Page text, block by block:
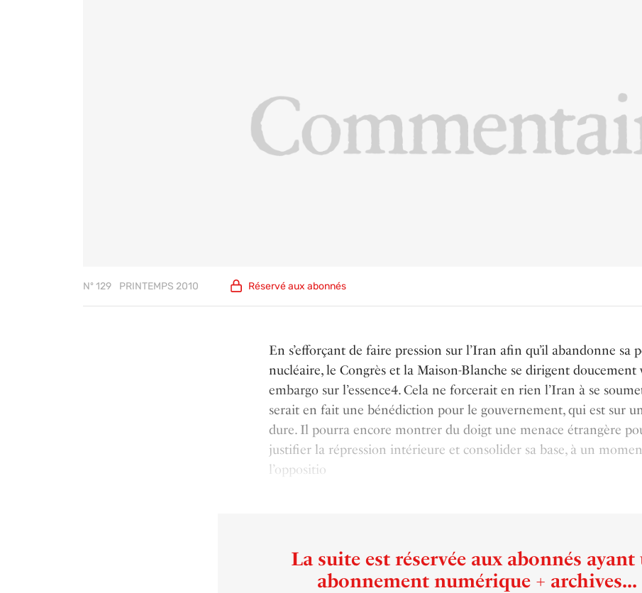
Nº 129 PRINTEMPS 2010 Réservé aux abonnés
En s’efforçant de faire pression sur l’Iran afin qu’il abandonne sa
nucléaire, le Congrès et la Maison-Blanche se dirigent doucement
embargo sur l’essence4. Cela ne forcerait en rien l’Iran à se
serait en fait une bénédiction pour le gouvernement, qui est sur
dure. Il pourra encore montrer du doigt une menace étrangère
justifier la répression intérieure et consolider sa base, à un
l’oppositio
La suite est réservée aux abonnés ayant
abonnement numérique + archives...